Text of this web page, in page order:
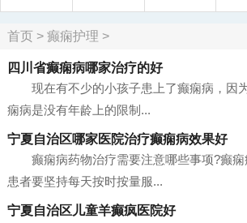
首页> 癫痫护理 >
四川省癫痫病哪家治疗的好
现在有不少的小孩子患上了癫痫病，因
痫病是没有年龄上的限制...
宁夏自治区哪家医院治疗癫痫病效果好
癫痫病药物治疗需要注意哪些事项?癫痫
患者要坚持每天按时按量服...
宁夏自治区儿童羊癫疯医院好